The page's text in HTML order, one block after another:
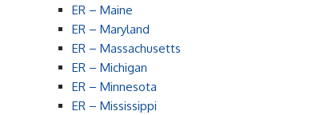
ER – Maine
ER – Maryland
ER – Massachusetts
ER – Michigan
ER – Minnesota
ER – Mississippi